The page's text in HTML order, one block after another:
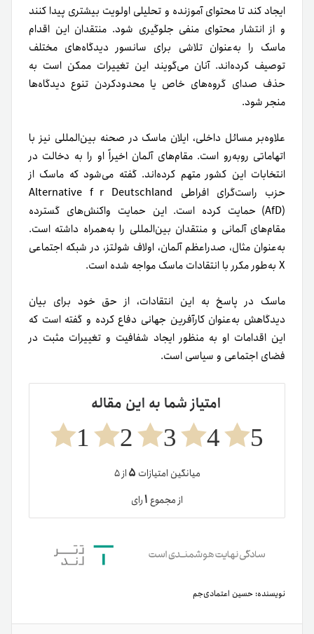
ایجاد کند تا محتوای آموزنده و تحلیلی اولویت بیشتری پیدا کنند
و از انتشار محتوای منفی جلوگیری شود. منتقدان این اقدام
ماسک را به‌عنوان تلاشی برای سانسور دیدگاه‌های مختلف
توصیف کرده‌اند. آنان می‌گویند این تغییرات ممکن است به
حذف صدای گروه‌های خاص یا محدودکردن تنوع دیدگاه‌ها
منجر شود.
علاوه‌بر مسائل داخلی، ایلان ماسک در صحنه بین‌المللی نیز با
اتهاماتی روبه‌رو است. مقام‌های آلمان اخیراً او را به دخالت در
انتخابات این کشور متهم کرده‌اند. گفته می‌شود که ماسک از
حزب راست‌گرای افراطی Alternative für Deutschland
(AfD) حمایت کرده است. این حمایت واکنش‌های گسترده
مقام‌های آلمانی و منتقدان بین‌المللی را به‌همراه داشته است.
به‌عنوان‌ مثال، صدراعظم آلمان، اولاف شولتز، در شبکه اجتماعی
X به‌طور مکرر با انتقادات ماسک مواجه شده است.
ماسک در پاسخ به این انتقادات، از حق خود برای بیان
دیدگاهش به‌عنوان کارآفرین جهانی دفاع کرده و گفته است که
این اقدامات او به منظور ایجاد شفافیت و تغییرات مثبت در
فضای اجتماعی و سیاسی است.
امتیاز شما به این مقاله
5
4
3
2
1
میانگین امتیازات ۵از ۵
از مجموع۱رای
نویسنده: حسین اعتمادی‌جم